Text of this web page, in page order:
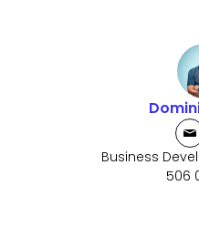
Business
506